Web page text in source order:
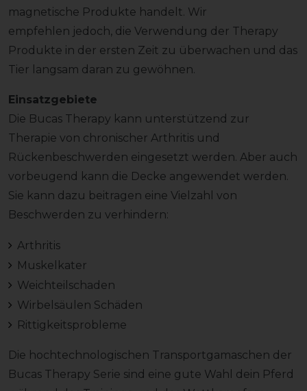
magnetische Produkte handelt. Wir
empfehlen jedoch, die Verwendung der Therapy
Produkte in der ersten Zeit zu überwachen und das
Tier langsam daran zu gewöhnen.
Einsatzgebiete
Die Bucas Therapy kann unterstützend zur
Therapie von chronischer Arthritis und
Rückenbeschwerden eingesetzt werden. Aber auch
vorbeugend kann die Decke angewendet werden.
Sie kann dazu beitragen eine Vielzahl von
Beschwerden zu verhindern:
Arthritis
Muskelkater
Weichteilschaden
Wirbelsäulen Schäden
Rittigkeitsprobleme
Die hochtechnologischen Transportgamaschen der
Bucas Therapy Serie sind eine gute Wahl dein Pferd